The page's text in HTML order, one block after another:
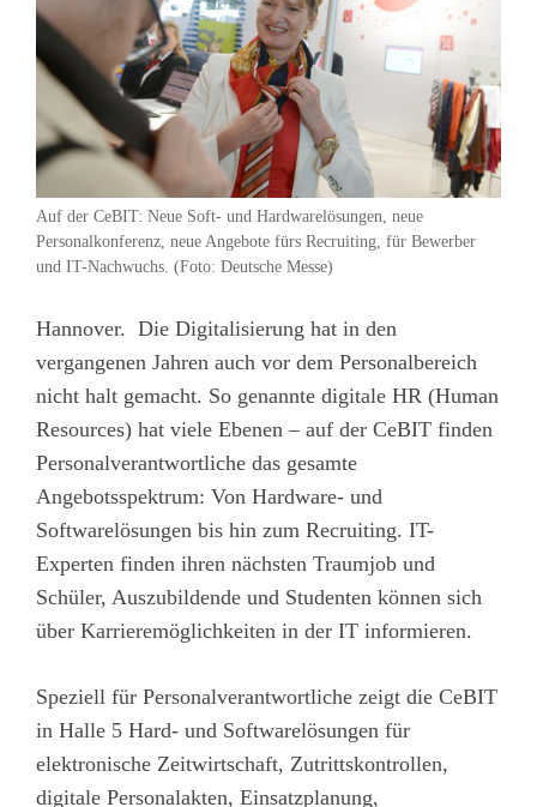
Auf der CeBIT: Neue Soft- und Hardwarelösungen, neue
Personalkonferenz, neue Angebote fürs Recruiting, für Bewerber
und IT-Nachwuchs. (Foto: Deutsche Messe)
Hannover. Die Digitalisierung hat in den
vergangenen Jahren auch vor dem Personalbereich
nicht halt gemacht. So genannte digitale HR (Human
Resources) hat viele Ebenen – auf der CeBIT finden
Personalverantwortliche das gesamte
Angebotsspektrum: Von Hardware- und
Softwarelösungen bis hin zum Recruiting. IT-
Experten finden ihren nächsten Traumjob und
Schüler, Auszubildende und Studenten können sich
über Karrieremöglichkeiten in der IT informieren.
Speziell für Personalverantwortliche zeigt die CeBIT
in Halle 5 Hard- und Softwarelösungen für
elektronische Zeitwirtschaft, Zutrittskontrollen,
digitale Personalakten, Einsatzplanung,